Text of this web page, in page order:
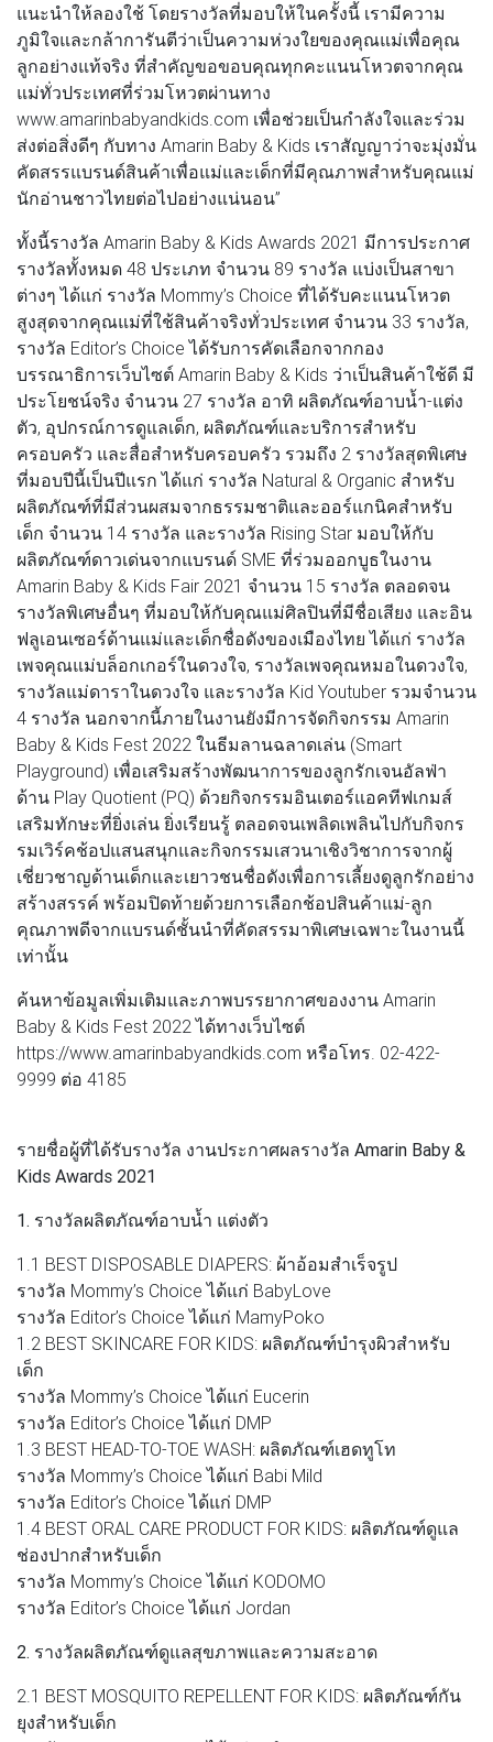
แนะนำให้ลองใช้ โดยรางวัลที่มอบให้ในครั้งนี้ เรามีความ
ภูมิใจและกล้าการันตีว่าเป็นความห่วงใยของคุณแม่เพื่อคุณ
ลูกอย่างแท้จริง ที่สำคัญขอขอบคุณทุกคะแนนโหวตจากคุณ
แม่ทั่วประเทศที่ร่วมโหวตผ่านทาง
www.amarinbabyandkids.com เพื่อช่วยเป็นกำลังใจและร่วม
ส่งต่อสิ่งดีๆ กับทาง Amarin Baby & Kids เราสัญญาว่าจะมุ่งมั่น
คัดสรรแบรนด์สินค้าเพื่อแม่และเด็กที่มีคุณภาพสำหรับคุณแม่
นักอ่านชาวไทยต่อไปอย่างแน่นอน”
ทั้งนี้รางวัล Amarin Baby & Kids Awards 2021 มีการประกาศ
รางวัลทั้งหมด 48 ประเภท จำนวน 89 รางวัล แบ่งเป็นสาขา
ต่างๆ ได้แก่ รางวัล Mommy’s Choice ที่ได้รับคะแนนโหวต
สูงสุดจากคุณแม่ที่ใช้สินค้าจริงทั่วประเทศ จำนวน 33 รางวัล,
รางวัล Editor’s Choice ได้รับการคัดเลือกจากกอง
บรรณาธิการเว็บไซต์ Amarin Baby & Kids ว่าเป็นสินค้าใช้ดี มี
ประโยชน์จริง จำนวน 27 รางวัล อาทิ ผลิตภัณฑ์อาบน้ำ-แต่ง
ตัว, อุปกรณ์การดูแลเด็ก, ผลิตภัณฑ์และบริการสำหรับ
ครอบครัว และสื่อสำหรับครอบครัว รวมถึง 2 รางวัลสุดพิเศษ
ที่มอบปีนี้เป็นปีแรก ได้แก่ รางวัล Natural & Organic สำหรับ
ผลิตภัณฑ์ที่มีส่วนผสมจากธรรมชาติและออร์แกนิคสำหรับ
เด็ก จำนวน 14 รางวัล และรางวัล Rising Star มอบให้กับ
ผลิตภัณฑ์ดาวเด่นจากแบรนด์ SME ที่ร่วมออกบูธในงาน
Amarin Baby & Kids Fair 2021 จำนวน 15 รางวัล ตลอดจน
รางวัลพิเศษอื่นๆ ที่มอบให้กับคุณแม่ศิลปินที่มีชื่อเสียง และอิน
ฟลูเอนเซอร์ด้านแม่และเด็กชื่อดังของเมืองไทย ได้แก่ รางวัล
เพจคุณแม่บล็อกเกอร์ในดวงใจ, รางวัลเพจคุณหมอในดวงใจ,
รางวัลแม่ดาราในดวงใจ และรางวัล Kid Youtuber รวมจำนวน
4 รางวัล นอกจากนี้ภายในงานยังมีการจัดกิจกรรม Amarin
Baby & Kids Fest 2022 ในธีมลานฉลาดเล่น (Smart
Playground) เพื่อเสริมสร้างพัฒนาการของลูกรักเจนอัลฟ่า
ด้าน Play Quotient (PQ) ด้วยกิจกรรมอินเตอร์แอคทีฟเกมส์
เสริมทักษะที่ยิ่งเล่น ยิ่งเรียนรู้ ตลอดจนเพลิดเพลินไปกับกิจกร
รมเวิร์คช้อปแสนสนุกและกิจกรรมเสวนาเชิงวิชาการจากผู้
เชี่ยวชาญด้านเด็กและเยาวชนชื่อดังเพื่อการเลี้ยงดูลูกรักอย่าง
สร้างสรรค์ พร้อมปิดท้ายด้วยการเลือกช้อปสินค้าแม่-ลูก
คุณภาพดีจากแบรนด์ชั้นนำที่คัดสรรมาพิเศษเฉพาะในงานนี้
เท่านั้น
ค้นหาข้อมูลเพิ่มเติมและภาพบรรยากาศของงาน Amarin
Baby & Kids Fest 2022 ได้ทางเว็บไซต์
https://www.amarinbabyandkids.com หรือโทร. 02-422-
9999 ต่อ 4185
รายชื่อผู้ที่ได้รับรางวัล งานประกาศผลรางวัล Amarin Baby &
Kids Awards 2021
1. รางวัลผลิตภัณฑ์อาบน้ำ แต่งตัว
1.1 BEST DISPOSABLE DIAPERS: ผ้าอ้อมสำเร็จรูป
รางวัล Mommy’s Choice ได้แก่ BabyLove
รางวัล Editor’s Choice ได้แก่ MamyPoko
1.2 BEST SKINCARE FOR KIDS: ผลิตภัณฑ์บำรุงผิวสำหรับ
เด็ก
รางวัล Mommy’s Choice ได้แก่ Eucerin
รางวัล Editor’s Choice ได้แก่ DMP
1.3 BEST HEAD-TO-TOE WASH: ผลิตภัณฑ์เฮดทูโท
รางวัล Mommy’s Choice ได้แก่ Babi Mild
รางวัล Editor’s Choice ได้แก่ DMP
1.4 BEST ORAL CARE PRODUCT FOR KIDS: ผลิตภัณฑ์ดูแล
ช่องปากสำหรับเด็ก
รางวัล Mommy’s Choice ได้แก่ KODOMO
รางวัล Editor’s Choice ได้แก่ Jordan
2. รางวัลผลิตภัณฑ์ดูแลสุขภาพและความสะอาด
2.1 BEST MOSQUITO REPELLENT FOR KIDS: ผลิตภัณฑ์กัน
ยุงสำหรับเด็ก